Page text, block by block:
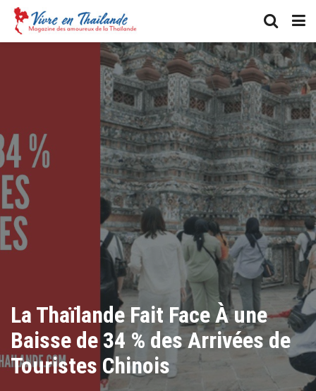
La Thaïlande Fait Face À une
Baisse de 34 % des Arrivées de
Touristes Chinois